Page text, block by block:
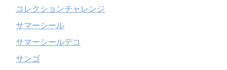
コレクションチャレンジ
サマーシール
サマーシールデコ
サンゴ